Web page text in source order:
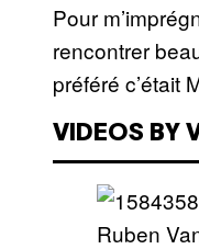
Pour
rencontrer
préféré c’était
VIDEOS BY
Ruben